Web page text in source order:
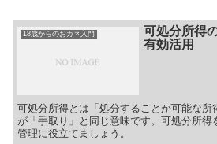
18歳からのおカネ入門
可処分所得
有効活用
可処分所得とは「処分することが可能な所
が「手取り」と同じ意味です。可処分所
管理に役立てましょう。